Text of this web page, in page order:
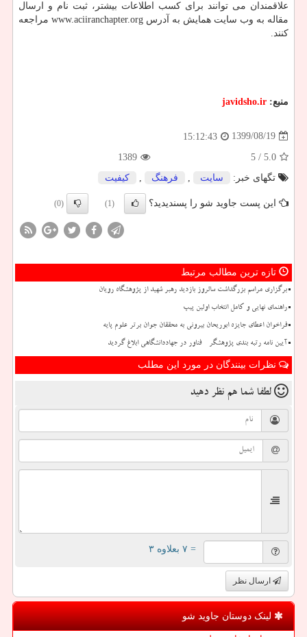
علاقمندان می توانند برای کسب اطلاعات بیشتر، ثبت نام و ارسال
مقاله به وب سایت همایش به آدرس www.aciiranchapter.org مراجعه
کنند.
منبع: javidsho.ir
1399/08/19
15:12:43
5.0
/ 5
1389
تگهای خبر:
سایت فرهنگ كیفیت
این پست جاوید شو را پسندیدید؟ (1)
(0)
تازه ترین مطالب مرتبط
برگزاری مراسم بزرگداشت سالروز بازدید رهبر شهید از پژوهشگاه رویان
راهنمای نهایی و کامل انتخاب اولین پیپ
فراخوان اعطای جایزه ابوریحان بیرونی به محققان جوان برتر علوم پایه
آیین نامه رتبه بندی پژوهشگر - فناور در جهاددانشگاهی ابلاغ گردید
نظرات بینندگان در مورد این مطلب
لطفا شما هم نظر دهید
= ۷ بعلاوه ۳
ارسال نظر
لینک دوستان جاوید شو